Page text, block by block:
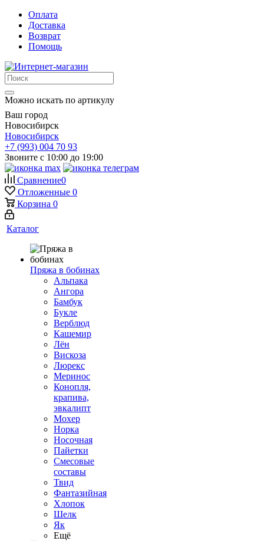
Оплата
Доставка
Возврат
Помощь
Можно искать по артикулу
Ваш город
Новосибирск
Новосибирск
+7 (993) 004 70 93
Звоните с 10:00 до 19:00
Сравнение0
Отложенные 0
Корзина 0
Каталог
Пряжа в бобинах
Альпака
Ангора
Бамбук
Букле
Верблюд
Кашемир
Лён
Вискоза
Люрекс
Меринос
Конопля,
крапива,
эвкалипт
Мохер
Норка
Носочная
Пайетки
Смесовые
составы
Твид
Фантазийная
Хлопок
Шелк
Як
Ещё